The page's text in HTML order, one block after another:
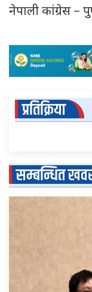
नेपाली कांग्रेस –
प्रतिक्रिया
सम्बन्धित